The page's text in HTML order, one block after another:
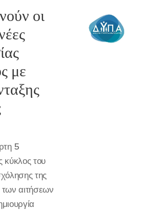
οι
με
5
κύκλος του
της
αιτήσεων